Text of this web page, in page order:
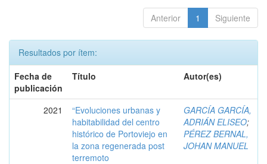
Anterior 1 Siguiente
Resultados por ítem:
Fecha de
publicación
Título Autor(es)
2021
“Evoluciones urbanas y
habitabilidad del centro
histórico de Portoviejo en
la zona regenerada post
terremoto
GARCÍA GARCÍA,
ADRIÁN ELISEO;
PÉREZ BERNAL,
JOHAN MANUEL